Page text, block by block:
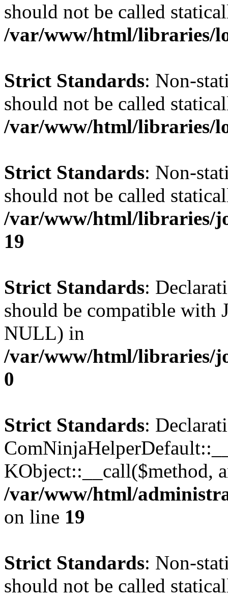
should not be called
/var/www/html/libraries/
Strict Standards: Non-
should not be called
/var/www/html/libraries/
Strict Standards: Non-
should not be called
/var/www/html/libraries/
19
Strict Standards:
should be compatible with
NULL) in
/var/www/html/libraries/
0
Strict Standards:
KObject::__call($method,
/var/www/html/
on line 19
Strict Standards: Non-
should not be called